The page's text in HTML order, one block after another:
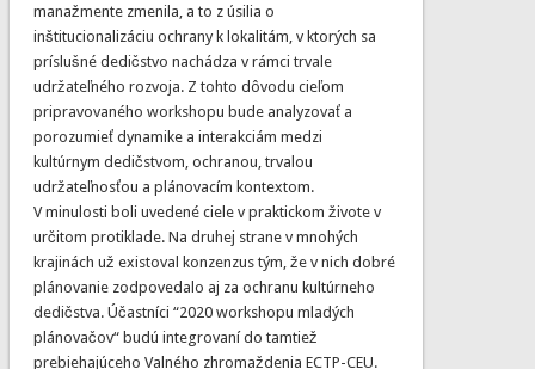
manažmente zmenila, a to z úsilia o
inštitucionalizáciu ochrany k lokalitám, v ktorých sa
príslušné dedičstvo nachádza v rámci trvale
udržateľného rozvoja. Z tohto dôvodu cieľom
pripravovaného workshopu bude analyzovať a
porozumieť dynamike a interakciám medzi
kultúrnym dedičstvom, ochranou, trvalou
udržateľnosťou a plánovacím kontextom.
V minulosti boli uvedené ciele v praktickom živote v
určitom protiklade. Na druhej strane v mnohých
krajinách už existoval konzenzus tým, že v nich dobré
plánovanie zodpovedalo aj za ochranu kultúrneho
dedičstva. Účastníci “2020 workshopu mladých
plánovačov“ budú integrovaní do tamtiež
prebiehajúceho Valného zhromaždenia ECTP-CEU.